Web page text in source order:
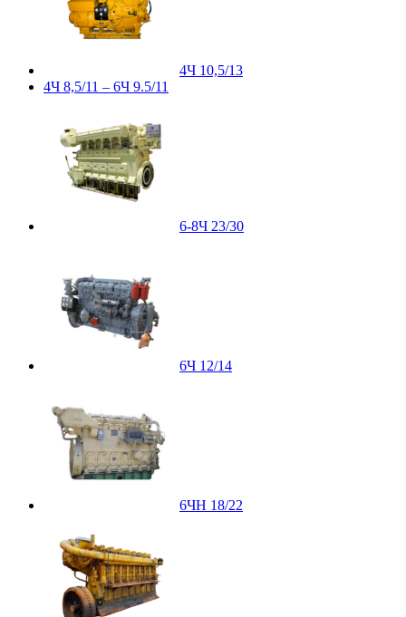
4Ч 10,5/13
4Ч 8,5/11 – 6Ч 9.5/11
6-8Ч 23/30
6Ч 12/14
6ЧН 18/22